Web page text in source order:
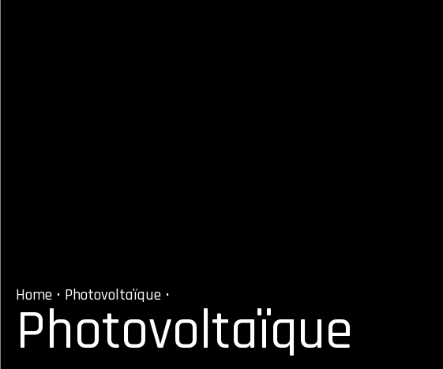
Home • Photovoltaïque •
Photovoltaïque